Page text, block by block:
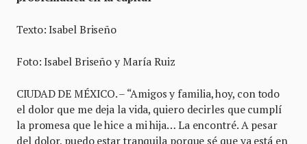
Texto: Isabel Briseño
Foto: Isabel Briseño y María Ruiz
CIUDAD DE MÉXICO. – “Amigos y familia, hoy, con todo
el dolor que me deja la vida, quiero decirles que cumplí
la promesa que le hice a mi hija… La encontré. A pesar
del dolor, puedo estar tranquila porque sé que ya está en